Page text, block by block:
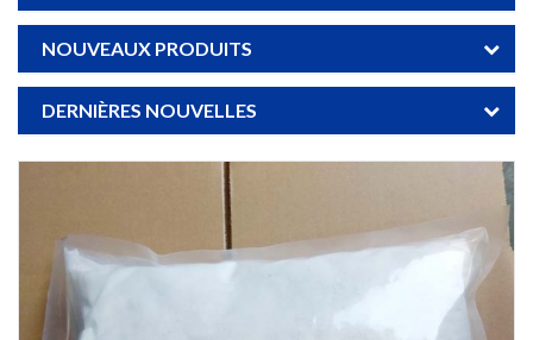
NOUVEAUX PRODUITS
DERNIÈRES NOUVELLES